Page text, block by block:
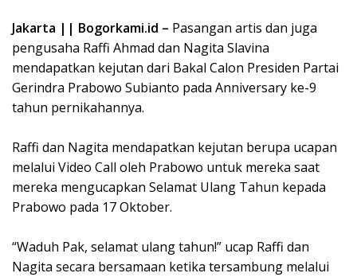
Jakarta || Bogorkami.id – Pasangan artis dan juga
pengusaha Raffi Ahmad dan Nagita Slavina
mendapatkan kejutan dari Bakal Calon Presiden Partai
Gerindra Prabowo Subianto pada Anniversary ke-9
tahun pernikahannya.
Raffi dan Nagita mendapatkan kejutan berupa ucapan
melalui Video Call oleh Prabowo untuk mereka saat
mereka mengucapkan Selamat Ulang Tahun kepada
Prabowo pada 17 Oktober.
“Waduh Pak, selamat ulang tahun!” ucap Raffi dan
Nagita secara bersamaan ketika tersambung melalui